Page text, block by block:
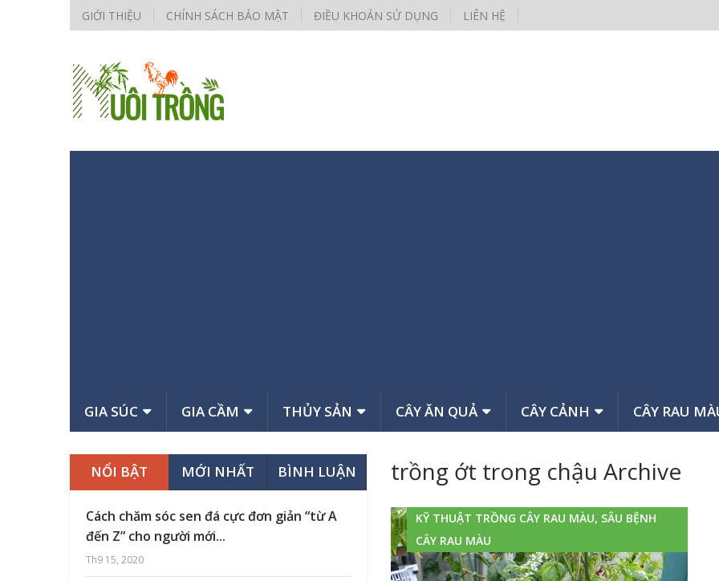
GIỚI THIỆU CHÍNH SÁCH BẢO MẬT ĐIỀU KHOẢN SỬ DỤNG LIÊN HỆ
GIA SÚC GIA CẦM THỦY SẢN CÂY ĂN QUẢ CÂY CẢNH CÂY RAU
trồng ớt trong chậu Archive
KỸ THUẬT TRỒNG CÂY RAU MÀU, SÂU BỆNH
CÂY RAU MÀU
NỔI BẬT MỚI NHẤT BÌNH LUẬN
Cách chăm sóc sen đá cực đơn giản “từ A
đến Z” cho người mới...
Th9 15, 2020